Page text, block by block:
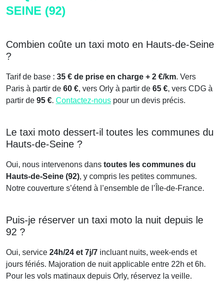
SEINE (92)
Combien coûte un taxi moto en Hauts-de-Seine
?
Tarif de base : 35 € de prise en charge + 2 €/km. Vers
Paris à partir de 60 €, vers Orly à partir de 65 €, vers CDG à
partir de 95 €. Contactez-nous pour un devis précis.
Le taxi moto dessert-il toutes les communes du
Hauts-de-Seine ?
Oui, nous intervenons dans toutes les communes du
Hauts-de-Seine (92), y compris les petites communes.
Notre couverture s’étend à l’ensemble de l’Île-de-France.
Puis-je réserver un taxi moto la nuit depuis le
92 ?
Oui, service 24h/24 et 7j/7 incluant nuits, week-ends et
jours fériés. Majoration de nuit applicable entre 22h et 6h.
Pour les vols matinaux depuis Orly, réservez la veille.